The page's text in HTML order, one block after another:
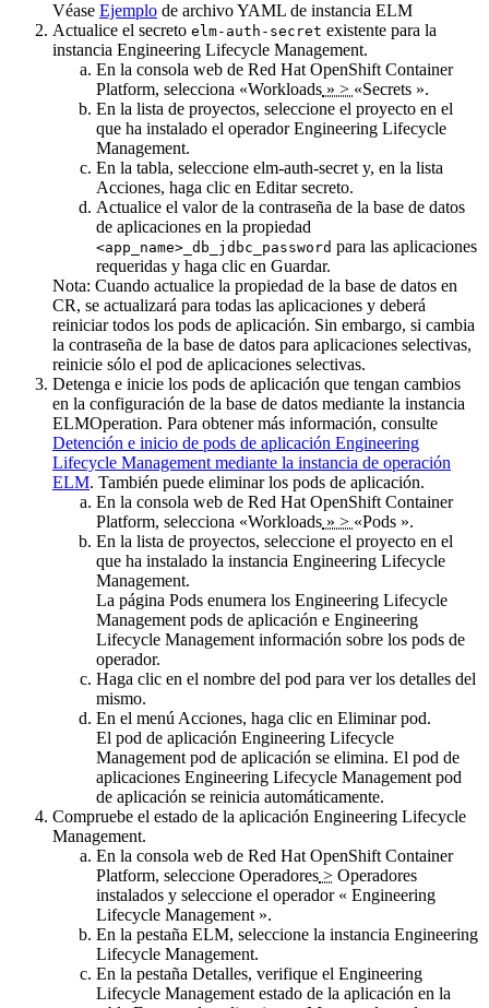
Véase Ejemplo de archivo YAML de instancia ELM
Actualice el secreto elm-auth-secret existente para la
instancia Engineering Lifecycle Management.
En la consola web de Red Hat OpenShift Container
Platform, selecciona «Workloads » > «Secrets ».
En la lista de proyectos, seleccione el proyecto en el
que ha instalado el operadorEngineering Lifecycle
Management.
En la tabla, seleccione elm-auth-secrety, en la lista
Acciones, haga clic en Editar secreto.
Actualice el valor de la contraseña de la base de datos
de aplicaciones en la propiedad
<app_name>_db_jdbc_password para las aplicaciones
requeridas y haga clic en Guardar.
Nota: Cuando actualice la propiedad de la base de datos en
CR, se actualizará para todas las aplicaciones y deberá
reiniciar todos los pods de aplicación. Sin embargo, si cambia
la contraseña de la base de datos para aplicaciones selectivas,
reinicie sólo el pod de aplicaciones selectivas.
Detenga e inicie los pods de aplicación que tengan cambios
en la configuración de la base de datos mediante la instancia
ELMOperation. Para obtener más información, consulte
Detención e inicio de pods de aplicación Engineering
Lifecycle Management mediante la instancia de operación
ELM. También puede eliminar los pods de aplicación.
En la consola web de Red Hat OpenShift Container
Platform, selecciona «Workloads » > «Pods ».
En la lista de proyectos, seleccione el proyecto en el
que ha instalado la instancia Engineering Lifecycle
Management.
La página Pods enumera los Engineering Lifecycle
Managementpods de aplicación e Engineering
Lifecycle Managementinformación sobre los pods de
operador.
Haga clic en el nombre del pod para ver los detalles del
mismo.
En el menúAcciones, haga clic en Eliminar pod.
El pod de aplicación Engineering Lifecycle
Managementpod de aplicación se elimina. El pod de
aplicaciones Engineering Lifecycle Managementpod
de aplicación se reinicia automáticamente.
Compruebe el estado de la aplicación Engineering Lifecycle
Management.
En la consola web de Red Hat OpenShift Container
Platform, seleccione Operadores > Operadores
instalados y seleccione el operador « Engineering
Lifecycle Management».
En la pestaña ELM, seleccione la instancia Engineering
Lifecycle Management.
En la pestaña Detalles, verifique el Engineering
Lifecycle Managementestado de la aplicación en la